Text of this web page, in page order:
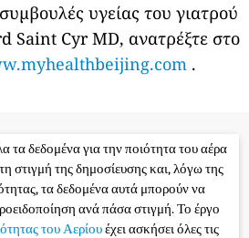
υγείας του γιατρού
Saint Cyr MD, ανατρέξτε στο
.
τα δεδομένα για την ποιότητα του αέρα
στιγμή της δημοσίευσης και, λόγω της
τα δεδομένα αυτά μπορούν να
ανά πάσα στιγμή. Το έργο
του Αερίουέχει ασκήσει όλες τις